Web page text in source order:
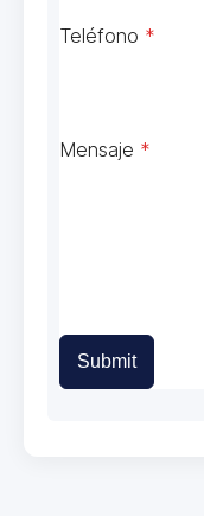
Teléfono *
Mensaje *
Submit